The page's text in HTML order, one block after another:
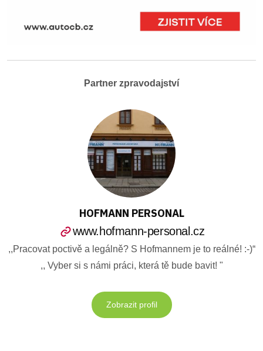
Partner zpravodajství
HOFMANN PERSONAL
www.hofmann-personal.cz
,,Pracovat poctivě a legálně? S Hofmannem je to reálné! :-)“
,, Vyber si s námi práci, která tě bude bavit! "
Zobrazit profil